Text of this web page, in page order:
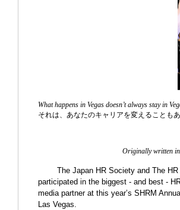
What happens in Vegas doesn’t always stay in
それは、あなたのキャリアを変えることもあ
Originally written
The Japan HR Society and The
participated in the biggest - and best -
media partner at this year’s SHRM
Las Vegas.